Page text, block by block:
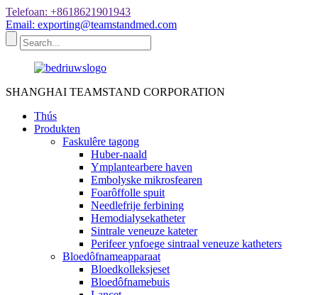
Telefoan: +8618621901943
Email: exporting@teamstandmed.com
SHANGHAI TEAMSTAND CORPORATION
Thús
Produkten
Faskulêre tagong
Huber-naald
Ymplantearbere haven
Embolyske mikrosfearen
Foarôffolle spuit
Needlefrije ferbining
Hemodialysekatheter
Sintrale veneuze kateter
Perifeer ynfoege sintraal veneuze katheters
Bloedôfnameapparaat
Bloedkolleksjeset
Bloedôfnamebuis